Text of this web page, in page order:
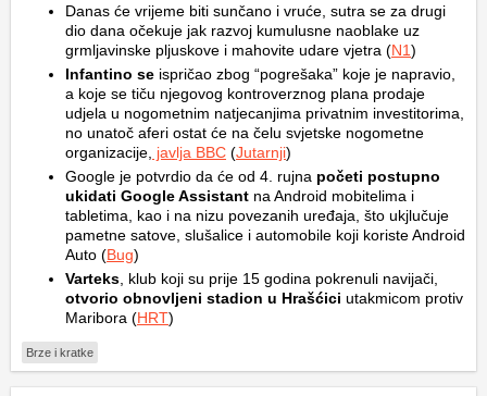
Danas će vrijeme biti sunčano i vruće, sutra se za drugi
dio dana očekuje jak razvoj kumulusne naoblake uz
grmljavinske pljuskove i mahovite udare vjetra (N1)
Infantino se ispričao zbog “pogrešaka” koje je napravio,
a koje se tiču njegovog kontroverznog plana prodaje
udjela u nogometnim natjecanjima privatnim investitorima,
no unatoč aferi ostat će na čelu svjetske nogometne
organizacije, javlja BBC (Jutarnji)
Google je potvrdio da će od 4. rujna početi postupno
ukidati Google Assistant na Android mobitelima i
tabletima, kao i na nizu povezanih uređaja, što ukjlučuje
pametne satove, slušalice i automobile koji koriste Android
Auto (Bug)
Varteks , klub koji su prije 15 godina pokrenuli navijači,
otvorio obnovljeni stadion u Hrašćici utakmicom protiv
Maribora (HRT)
Brze i kratke